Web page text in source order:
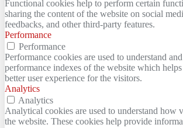
Functional cookies help to perform certain
sharing the content of the website on social
feedbacks, and other third-party features.
Performance
Performance
Performance cookies are used to understand
performance indexes of the website which
better user experience for the visitors.
Analytics
Analytics
Analytical cookies are used to understand how
the website. These cookies help provide